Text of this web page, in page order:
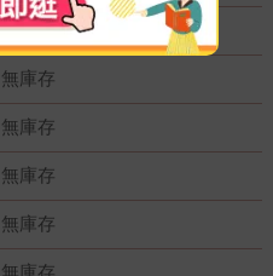
無庫存
無庫存
無庫存
無庫存
無庫存